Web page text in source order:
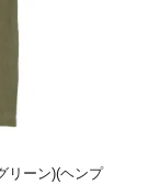
リーン)(ヘンプ